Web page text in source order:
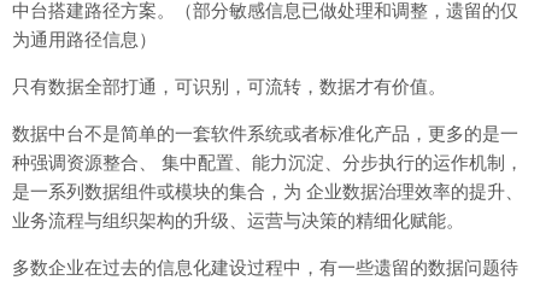
中台搭建路径方案。（部分敏感信息已做处理和调整，遗留的仅
为通用路径信息）
只有数据全部打通，可识别，可流转，数据才有价值。
数据中台不是简单的一套软件系统或者标准化产品，更多的是一
种强调资源整合、 集中配置、能力沉淀、分步执行的运作机制，
是一系列数据组件或模块的集合，为 企业数据治理效率的提升、
业务流程与组织架构的升级、运营与决策的精细化赋能。
多数企业在过去的信息化建设过程中，有一些遗留的数据问题待